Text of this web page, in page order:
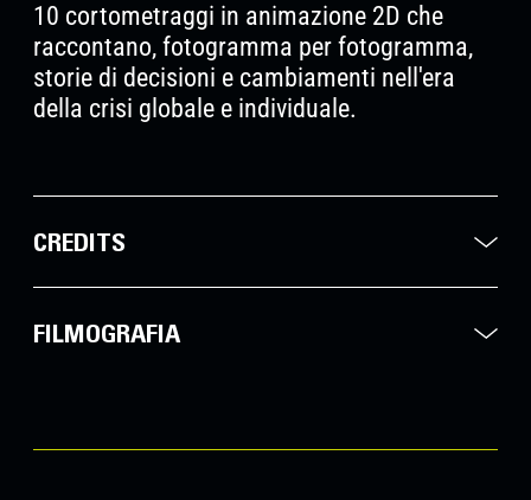
10 cortometraggi in animazione 2D che
raccontano, fotogramma per fotogramma,
storie di decisioni e cambiamenti nell'era
della crisi globale e individuale.
CREDITS
FILMOGRAFIA